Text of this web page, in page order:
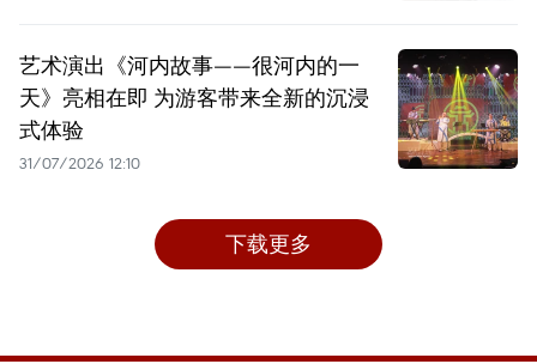
艺术演出《河内故事——很河内的一
天》亮相在即 为游客带来全新的沉浸
式体验
31/07/2026 12:10
下载更多